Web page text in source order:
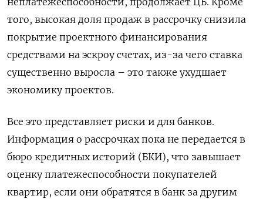
того, высокая доля продаж в рассрочку снизила
покрытие проектного финансирования
средствами на эскроу счетах, из-за чего ставка
существенно выросла – это также ухудшает
экономику проектов.
Все это представляет риски и для банков.
Информация о рассрочках пока не передается в
бюро кредитных историй (БКИ), что завышает
оценку платежеспособности покупателей
квартир, если они обратятся в банк за другим